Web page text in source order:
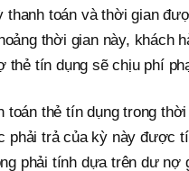
toán và thời gian
thời gian này, khách
tín dụng sẽ chịu phí
thẻ tín dụng trong
phải trả của kỳ này được
phải tính dựa trên dư nợ